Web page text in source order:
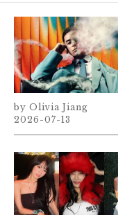
Olivia Jiang
2026-07-13